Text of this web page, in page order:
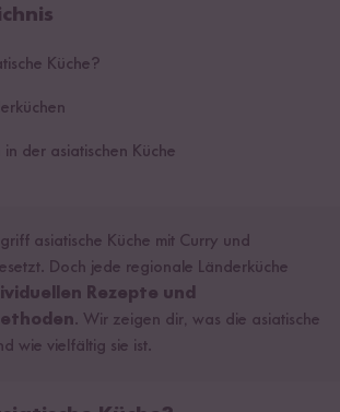
Küche?
in der asiatischen Küche
asiatische Küche mit Curry und
Doch jede regionale Länderküche
Rezepte und
. Wir zeigen dir, was die asiatische
wie vielfältig sie ist.